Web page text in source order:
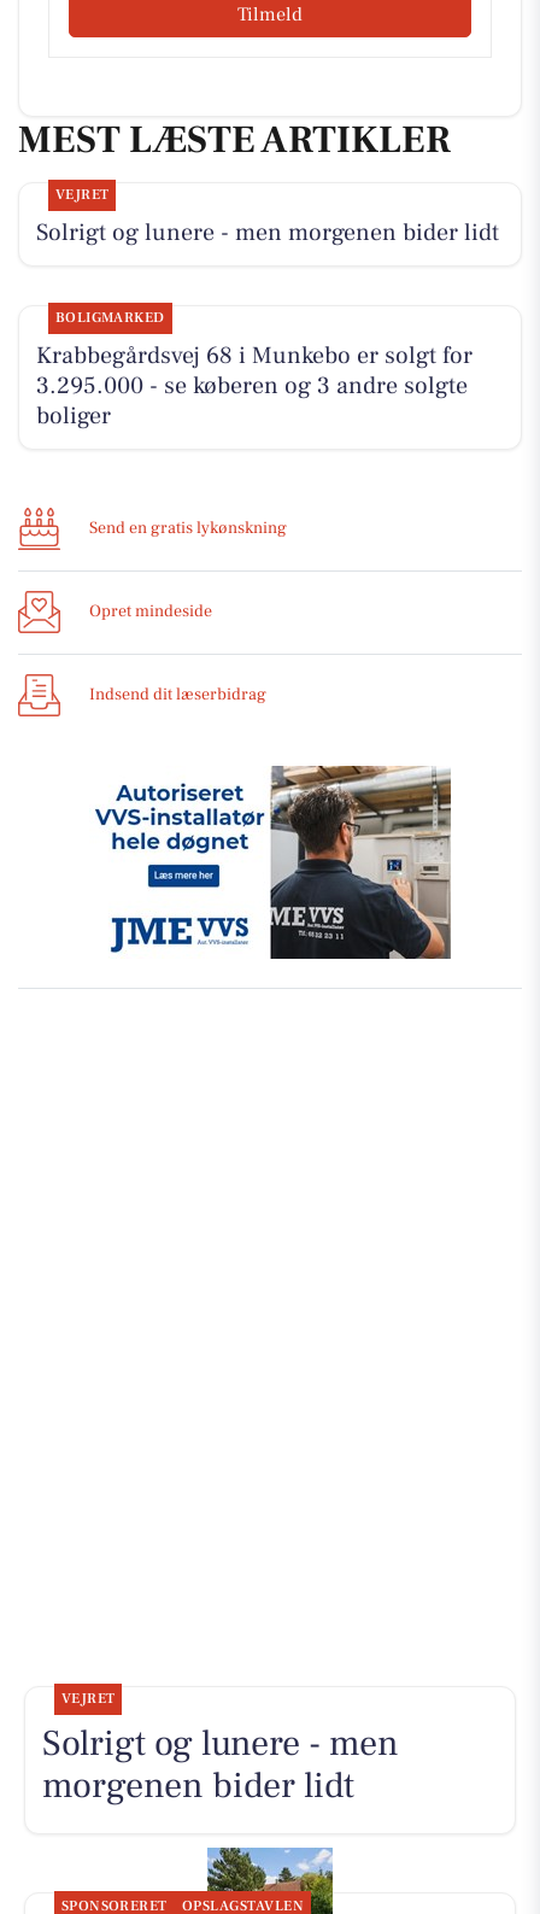
Tilmeld
MEST LÆSTE ARTIKLER
VEJRET
Solrigt og lunere - men morgenen bider lidt
BOLIGMARKED
Krabbegårdsvej 68 i Munkebo er solgt for
3.295.000 - se køberen og 3 andre solgte
boliger
Send en gratis lykønskning
Opret mindeside
Indsend dit læserbidrag
VEJRET
Solrigt og lunere - men
morgenen bider lidt
SPONSORERET OPSLAGSTAVLEN